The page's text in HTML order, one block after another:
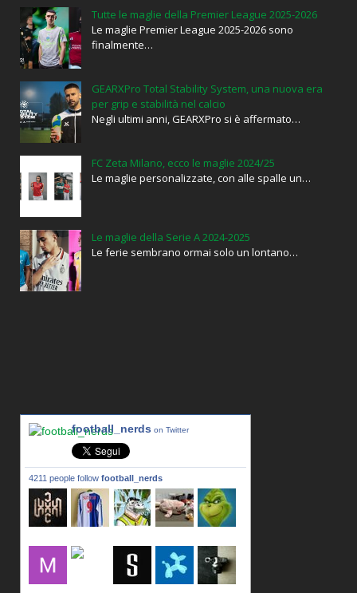
Tutte le maglie della Premier League 2025-2026
Le maglie Premier League 2025-2026 sono
finalmente…
GEARXPro Total Stability System, una nuova era
per grip e stabilità nel calcio
Negli ultimi anni, GEARXPro si è affermato…
FC Zeta Milano, ecco le maglie 2024/25
Le maglie personalizzate, con alle spalle un…
Le maglie della Serie A 2024-2025
Le ferie sembrano ormai solo un lontano…
football_nerds on Twitter
4211 people follow football_nerds